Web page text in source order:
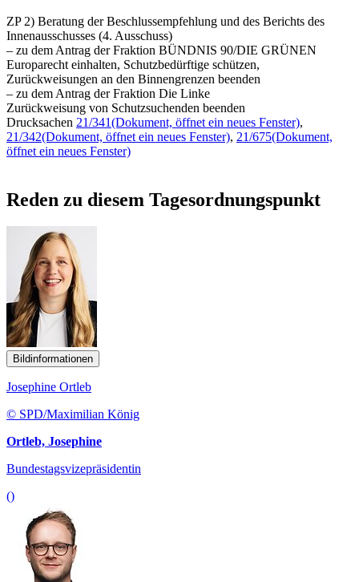
ZP 2) Beratung der Beschlussempfehlung und des Berichts des
Innenausschusses (4. Ausschuss)
– zu dem Antrag der Fraktion BÜNDNIS 90/DIE GRÜNEN
Europarecht einhalten, Schutzbedürftige schützen,
Zurückweisungen an den Binnengrenzen beenden
– zu dem Antrag der Fraktion Die Linke
Zurückweisung von Schutzsuchenden beenden
Drucksachen 21/341(Dokument, öffnet ein neues Fenster),
21/342(Dokument, öffnet ein neues Fenster), 21/675(Dokument,
öffnet ein neues Fenster)
Reden zu diesem Tagesordnungspunkt
Bildinformationen
Josephine Ortleb
© SPD/Maximilian König
Ortleb, Josephine
Bundestagsvizepräsidentin
()